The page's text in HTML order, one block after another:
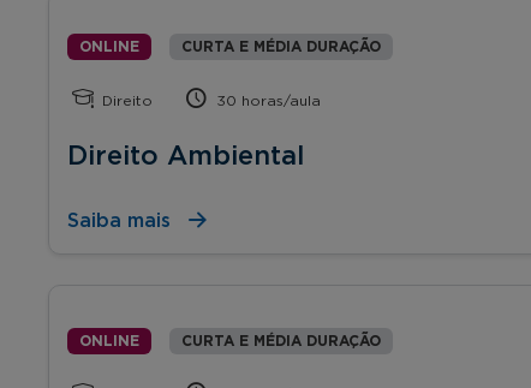
ONLINE CURTA E MÉDIA DURAÇÃO
Direito 30 horas/aula
Direito Ambiental
Saiba mais
ONLINE CURTA E MÉDIA DURAÇÃO